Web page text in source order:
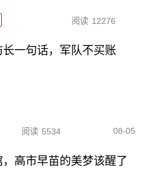
阅读 12276
一句话，军队不买账
阅读 5534 08-05
高市早苗的美梦该醒了